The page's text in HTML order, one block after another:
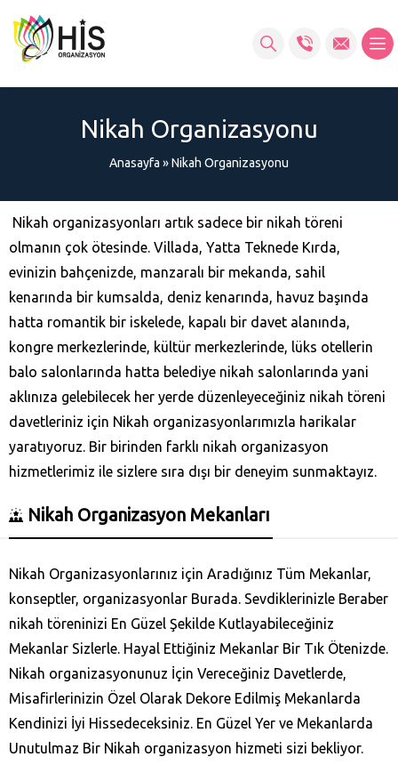
Nikah Organizasyonu
Anasayfa »Nikah Organizasyonu
Nikah organizasyonları artık sadece bir nikah töreni
olmanın çok ötesinde. Villada, Yatta Teknede Kırda,
evinizin bahçenizde, manzaralı bir mekanda, sahil
kenarında bir kumsalda, deniz kenarında, havuz başında
hatta romantik bir iskelede, kapalı bir davet alanında,
kongre merkezlerinde, kültür merkezlerinde, lüks otellerin
balo salonlarında hatta belediye nikah salonlarında yani
aklınıza gelebilecek her yerde düzenleyeceğiniz nikah töreni
davetleriniz için Nikah organizasyonlarımızla harikalar
yaratıyoruz. Bir birinden farklı nikah organizasyon
hizmetlerimiz ile sizlere sıra dışı bir deneyim sunmaktayız.
Nikah Organizasyon Mekanları
Nikah Organizasyonlarınız için Aradığınız Tüm Mekanlar,
konseptler, organizasyonlar Burada. Sevdiklerinizle Beraber
nikah töreninizi En Güzel Şekilde Kutlayabileceğiniz
Mekanlar Sizlerle. Hayal Ettiğiniz Mekanlar Bir Tık Ötenizde.
Nikah organizasyonunuz İçin Vereceğiniz Davetlerde,
Misafirlerinizin Özel Olarak Dekore Edilmiş Mekanlarda
Kendinizi İyi Hissedeceksiniz. En Güzel Yer ve Mekanlarda
Unutulmaz Bir Nikah organizasyon hizmeti sizi bekliyor.